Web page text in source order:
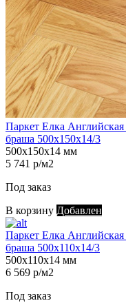
Паркет Елка
браша 500х150х14/3
500х150х14 мм
5 741 р/м2
Под заказ
В корзину Добавлен
Паркет Елка
браша 500х110х14/3
500х110х14 мм
6 569 р/м2
Под заказ